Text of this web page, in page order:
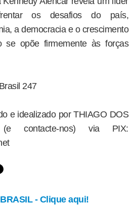
os desafios do país,
a democracia e o crescimento
se opõe firmemente às forças
247
e idealizado por THIAGO DOS
(e contacte-nos) via PIX:
- Clique aqui!